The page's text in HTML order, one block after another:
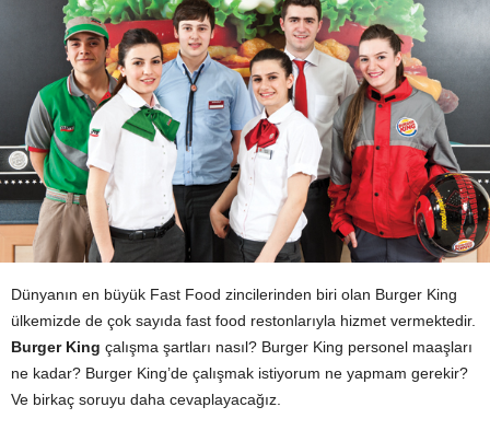
Dünyanın en büyük Fast Food zincilerinden biri olan Burger King
ülkemizde de çok sayıda fast food restonlarıyla hizmet vermektedir.
Burger King çalışma şartları nasıl? Burger King personel maaşları
ne kadar? Burger King’de çalışmak istiyorum ne yapmam gerekir?
Ve birkaç soruyu daha cevaplayacağız.